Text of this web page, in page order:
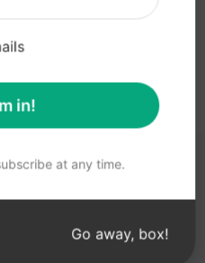
BULABILIRSINIZ
in!
at any time.
Go away, box!